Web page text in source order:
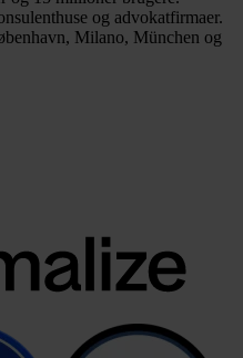
og advokatfirmaer.
Milano, München og